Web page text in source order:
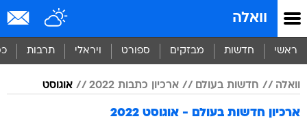
וואלה
ראשי חדשות מבזקים ספורט ויראלי תרבות
וואלה חדשות בעולם ארכיון כתבות 2022 אוגוסט
ארכיון חדשות בעולם - אוגוסט 2022